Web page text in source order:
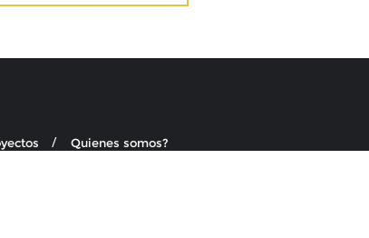
Quienes somos?